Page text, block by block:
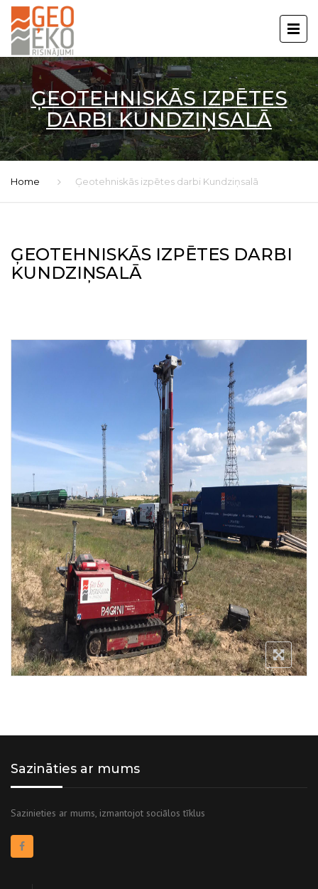
ĢEOTEHNISKĀS IZPĒTES
DARBI KUNDZIŅSALĀ
Home Ģeotehniskās izpētes darbi Kundziņsalā
ĢEOTEHNISKĀS IZPĒTES DARBI
KUNDZIŅSALĀ
Sazināties ar mums
Sazinieties ar mums, izmantojot sociālos tīklus